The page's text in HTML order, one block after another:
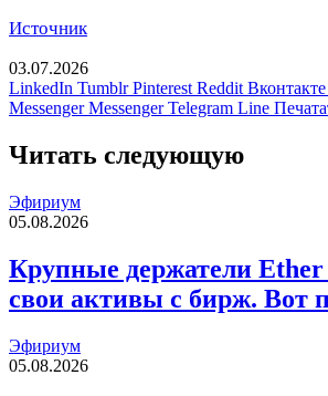
Источник
03.07.2026
LinkedIn Tumblr Pinterest Reddit Вконтакте
Messenger Messenger Telegram Line
Читать следующую
Эфириум
05.08.2026
Крупные держатели
свои активы с бирж. Вот
Эфириум
05.08.2026